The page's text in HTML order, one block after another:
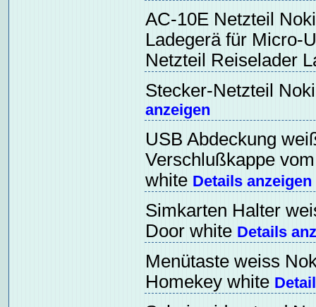
AC-10E Netzteil
Ladegerä für Micro-
Netzteil Reiselader
Stecker-Netzteil
anzeigen
USB Abdeckung
Verschlußkappe
white Details anzeigen
Simkarten Halter
Door white Details
Menütaste weiss
Homekey white